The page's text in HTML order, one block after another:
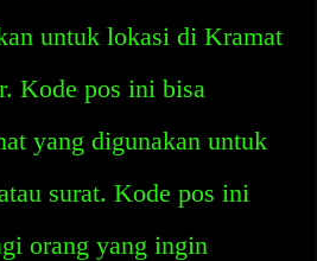
untuk lokasi di Kramat
Kode pos ini bisa
yang digunakan untuk
surat. Kode pos ini
orang yang ingin